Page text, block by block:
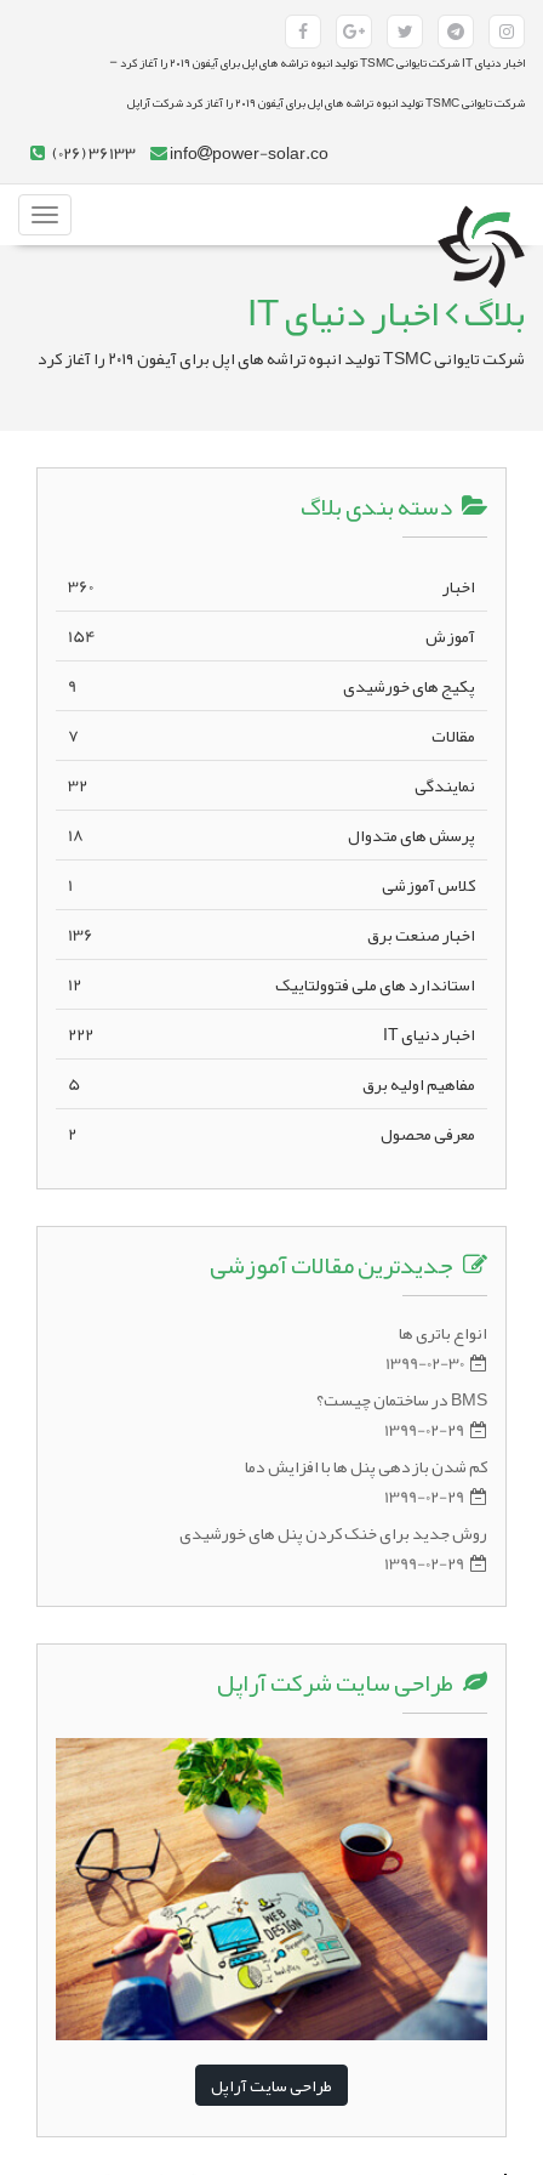
اخبار دنیای IT شرکت تایوانی TSMC تولید انبوه تراشه‌‌ های اپل برای آیفون ۲۰۱۹ را آغاز کرد -
شرکت تایوانی TSMC تولید انبوه تراشه‌‌ های اپل برای آیفون ۲۰۱۹ را آغاز کرد شرکت آراپل
info power-solar.co
(026) 36133
بلاگ اخبار دنیای IT
شرکت تایوانی TSMC تولید انبوه تراشه‌‌ های اپل برای آیفون ۲۰۱۹ را آغاز کرد
دسته بندی بلاگ
اخبار
360
آموزش
154
پکیج های خورشیدی
9
مقالات
7
نمایندگی
32
پرسش های متدوال
18
کلاس آموزشی
1
اخبار صنعت برق
136
استاندارد های ملی فتوولتاییک
12
اخبار دنیای IT
222
مفاهیم اولیه برق
5
معرفی محصول
2
جدیدترین مقالات آموزشی
انواع باتری ها
1399-02-30
BMS در ساختمان چیست؟
1399-02-29
کم شدن بازدهی پنل ها با افزایش دما
1399-02-29
روش جدید برای خنک کردن پنل های خورشیدی
1399-02-29
طراحی سایت شرکت آراپل
طراحی سایت آراپل